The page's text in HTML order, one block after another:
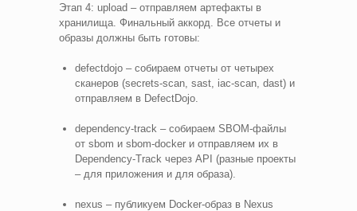
Этап 4: upload – отправляем артефакты в
хранилища. Финальный аккорд. Все отчеты и
образы должны быть готовы:
defectdojo – собираем отчеты от четырех
сканеров (secrets-scan, sast, iac-scan, dast) и
отправляем в DefectDojo.
dependency-track – собираем SBOM-файлы
от sbom и sbom-docker и отправляем их в
Dependency-Track через API (разные проекты
– для приложения и для образа).
nexus – публикуем Docker-образ в Nexus